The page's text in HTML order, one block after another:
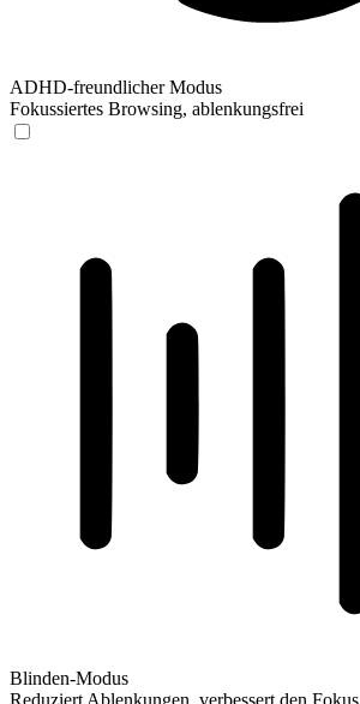
ADHD-freundlicher Modus
Fokussiertes Browsing, ablenkungsfrei
Blinden-Modus